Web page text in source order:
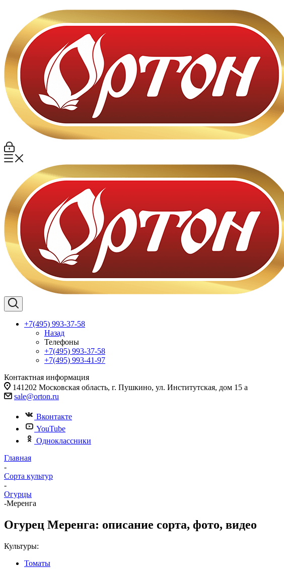
+7(495) 993-37-58
Назад
Телефоны
+7(495) 993-37-58
+7(495) 993-41-97
Контактная информация
141202 Московская область, г. Пушкино, ул. Институтская, дом 15 а
sale@orton.ru
Вконтакте
YouTube
Одноклассники
Главная
-
Сорта культур
-
Огурцы
-Меренга
Огурец Меренга: описание сорта, фото, видео
Культуры:
Томаты